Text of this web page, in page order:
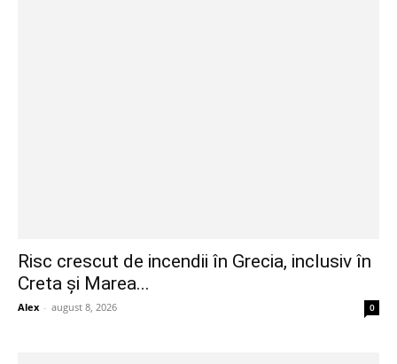
Risc crescut de incendii în Grecia, inclusiv în
Creta și Marea...
Alex - august 8, 2026 0